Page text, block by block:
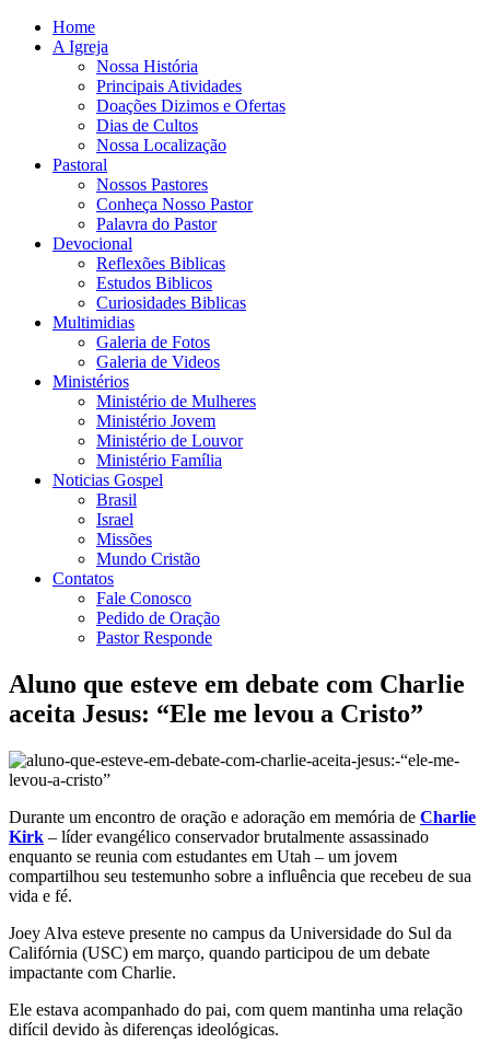
Home
A Igreja
Nossa História
Principais Atividades
Doações Dizimos e Ofertas
Dias de Cultos
Nossa Localização
Pastoral
Nossos Pastores
Conheça Nosso Pastor
Palavra do Pastor
Devocional
Reflexões Biblicas
Estudos Biblicos
Curiosidades Biblicas
Multimidias
Galeria de Fotos
Galeria de Videos
Ministérios
Ministério de Mulheres
Ministério Jovem
Ministério de Louvor
Ministério Família
Noticias Gospel
Brasil
Israel
Missões
Mundo Cristão
Contatos
Fale Conosco
Pedido de Oração
Pastor Responde
Aluno que esteve em debate com Charlie
aceita Jesus: “Ele me levou a Cristo”
Durante um encontro de oração e adoração em memória de Charlie
Kirk – líder evangélico conservador brutalmente assassinado
enquanto se reunia com estudantes em Utah – um jovem
compartilhou seu testemunho sobre a influência que recebeu de sua
vida e fé.
Joey Alva esteve presente no campus da Universidade do Sul da
Califórnia (USC) em março, quando participou de um debate
impactante com Charlie.
Ele estava acompanhado do pai, com quem mantinha uma relação
difícil devido às diferenças ideológicas.